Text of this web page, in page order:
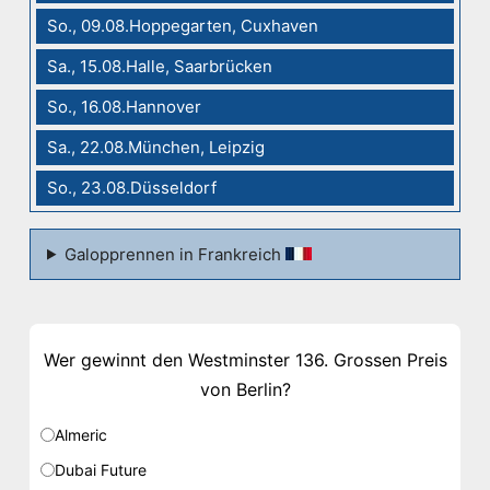
So., 09.08.Hoppegarten, Cuxhaven
Sa., 15.08.Halle, Saarbrücken
So., 16.08.Hannover
Sa., 22.08.München, Leipzig
So., 23.08.Düsseldorf
Galopprennen in Frankreich
Wer gewinnt den Westminster 136. Grossen Preis
von Berlin?
Almeric
Dubai Future